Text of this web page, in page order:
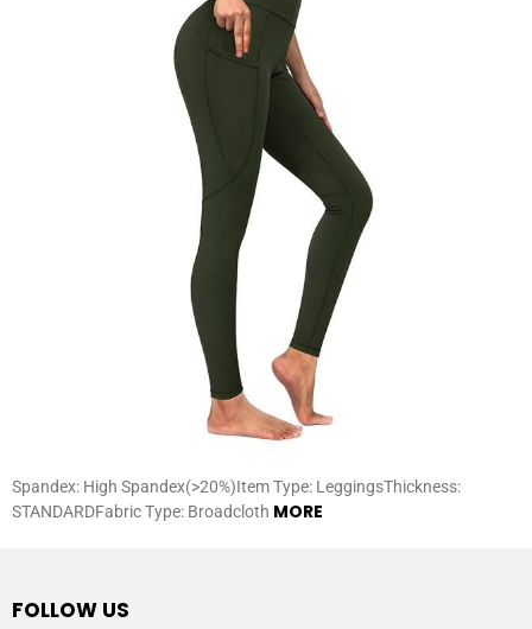
Spandex: High Spandex(>20%)Item Type: LeggingsThickness:
STANDARDFabric Type: Broadcloth MORE
FOLLOW US